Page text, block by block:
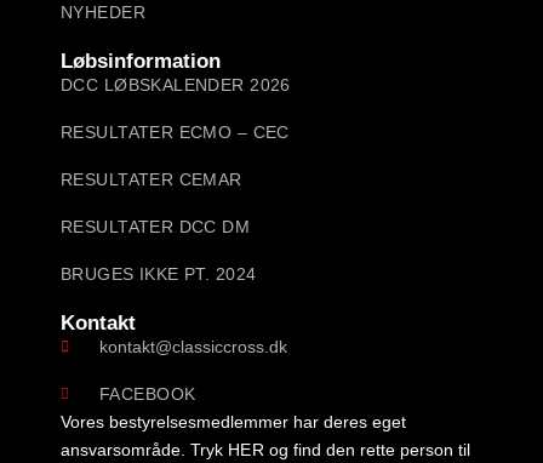
NYHEDER
Løbsinformation
DCC LØBSKALENDER 2026
RESULTATER ECMO – CEC
RESULTATER CEMAR
RESULTATER DCC DM
BRUGES IKKE PT. 2024
Kontakt
kontakt@classiccross.dk
FACEBOOK
Vores bestyrelsesmedlemmer har deres eget
ansvarsområde. Tryk HER og find den rette person til